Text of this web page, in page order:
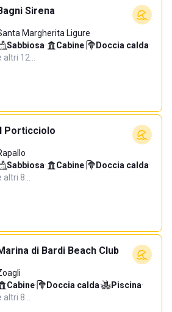
Sirena
Margherita Ligure
Sabbiosa· Cabine· Doccia calda·
altri 12…
Porticciolo
Sabbiosa· Cabine· Doccia calda·
altri 8…
di Bardi Beach Club
Cabine· Doccia calda· Piscina·
altri 8…